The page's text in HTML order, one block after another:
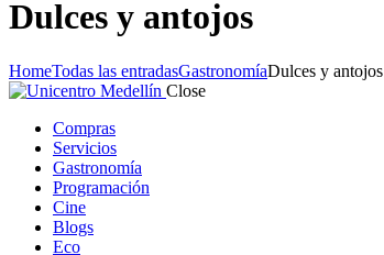
Dulces y antojos
HomeTodas las entradasGastronomíaDulces y antojos
Close
Compras
Servicios
Gastronomía
Programación
Cine
Blogs
Eco